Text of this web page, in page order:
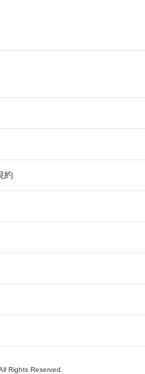
約
Rights Reserved.